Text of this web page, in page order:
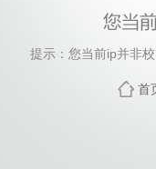
提示：您当前ip并非
首